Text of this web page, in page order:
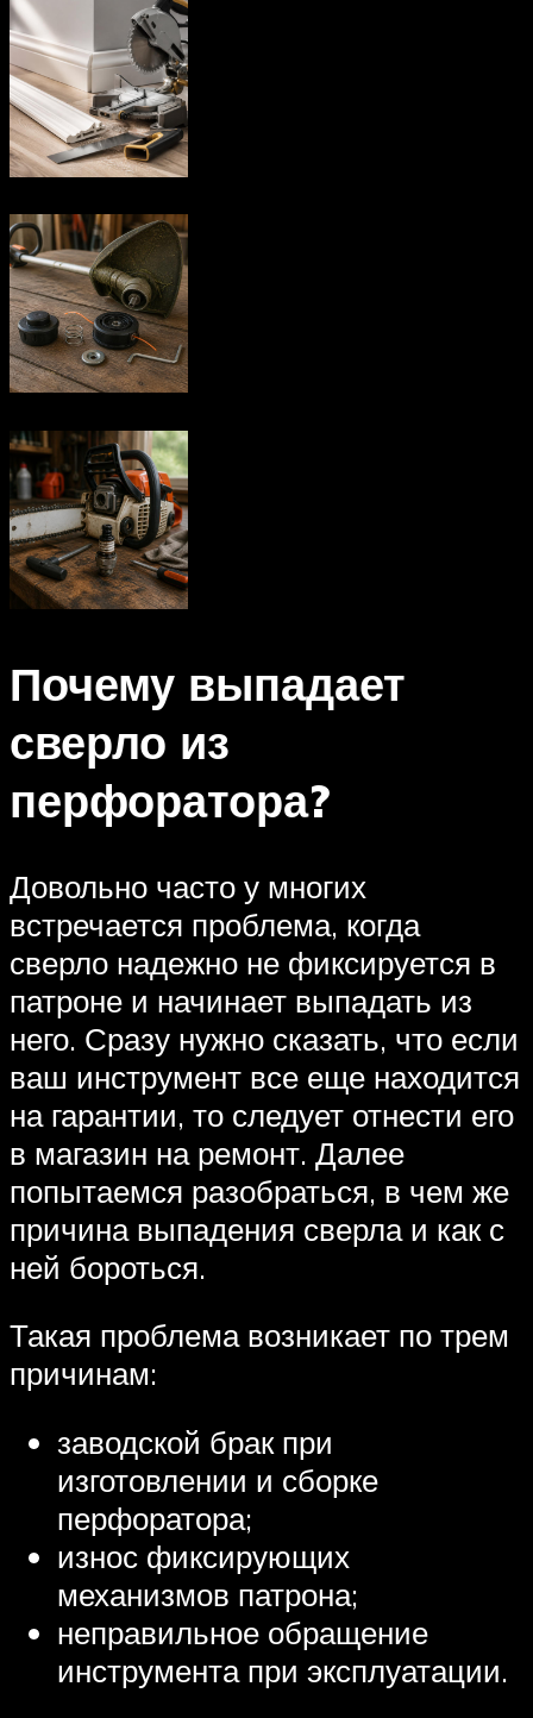
Почему выпадает
сверло из
перфоратора?
Довольно часто у многих
встречается проблема, когда
сверло надежно не фиксируется в
патроне и начинает выпадать из
него. Сразу нужно сказать, что если
ваш инструмент все еще находится
на гарантии, то следует отнести его
в магазин на ремонт. Далее
попытаемся разобраться, в чем же
причина выпадения сверла и как с
ней бороться.
Такая проблема возникает по трем
причинам:
заводской брак при
изготовлении и сборке
перфоратора;
износ фиксирующих
механизмов патрона;
неправильное обращение
инструмента при эксплуатации.